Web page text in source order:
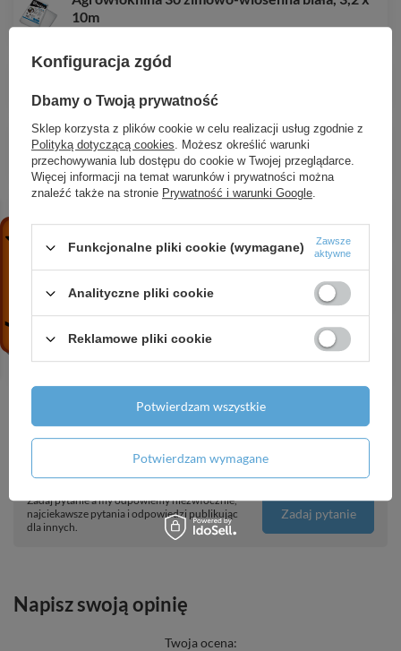
10m
Szpilka metalowa galwanizowana w kształcie "G"
32,47 zł
/
Szpilka SOLID do agrotkanin i agrowłóknin 25cm -
50szt.
0,65 zł / szt.
Szpilka metalowa galwanizowana w kształcie "U"
48,98 zł / szt.
Agrotkanina antychwastowa PP, czarna UV, 70g,
0,8 x 5m
Agrotkanina antychwastowa PP, czarna UV, 70g,
3,2 x 5m
Potrzebujesz pomocy? Masz pytania?
Zadaj pytanie a my odpowiemy niezwłocznie,
najciekawsze pytania i odpowiedzi publikując
dla innych.
Zadaj pytanie
Napisz swoją opinię
Twoja ocena:
Konfiguracja zgód
Dbamy o Twoją prywatność
Sklep korzysta z plików cookie w celu realizacji usług zgodnie z
Polityką dotyczącą cookies. Możesz określić warunki
przechowywania lub dostępu do cookie w Twojej przeglądarce.
Więcej informacji na temat warunków i prywatności można
znaleźć także na stronie Prywatność i warunki Google.
Funkcjonalne pliki cookie (wymagane)
Zawsze
aktywne
Analityczne pliki cookie
Reklamowe pliki cookie
Potwierdzam wymagane
Potwierdzam wszystkie